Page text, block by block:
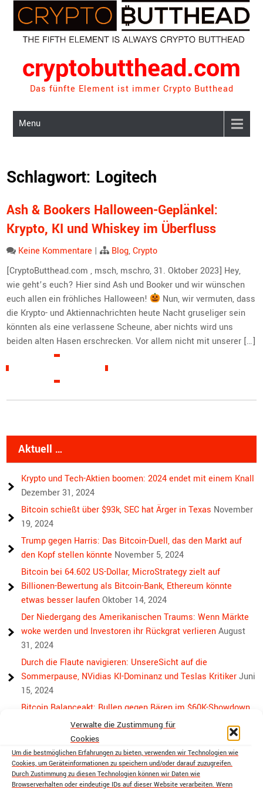
Verwalte die Zustimmung für
Cookies
Um die bestmöglichen Erfahrungen zu bieten, verwenden wir Technologien wie
Cookies, um Geräteinformationen zu speichern und/oder darauf zuzugreifen.
Durch Zustimmung zu diesen Technologien können wir Daten wie
Browserverhalten oder eindeutige IDs auf dieser Website verarbeiten. Wenn
content
cryptobutthead.com
Das fünfte Element ist immer Crypto Butthead
Menu
Schlagwort: Logitech
Ash & Bookers Halloween-Geplänkel:
Krypto, KI und Whiskey im Überfluss
Keine Kommentare | Blog,Crypto
[CryptoButthead.com , msch, mschro, 31. Oktober 2023] Hey,
wie geht’s euch? Hier sind Ash und Booker und wir wünschen
euch allen ein fröhliches Halloween!
Nun, wir vermuten, dass
die Krypto- und Aktiennachrichten heute Nacht gruseliger sein
könnten als eine verlassene Scheune, aber nichts wird uns
beiden alten Hasen erschrecken. Vor allem nicht mit unserer […]
Aktuell …
Krypto und Tech-Aktien boomen: 2024 endet mit einem Knall
Dezember 31, 2024
Bitcoin schießt über $93k, SEC hat Ärger in Texas November
19, 2024
Trump gegen Harris: Das Bitcoin-Duell, das den Markt auf
den Kopf stellen könnte November 5, 2024
Bitcoin bei 64.602 US-Dollar, MicroStrategy zielt auf
Billionen-Bewertung als Bitcoin-Bank, Ethereum könnte
etwas besser laufen Oktober 14, 2024
Der Niedergang des Amerikanischen Traums: Wenn Märkte
woke werden und Investoren ihr Rückgrat verlieren August
31, 2024
Durch die Flaute navigieren: UnsereSicht auf die
Sommerpause, NVidias KI-Dominanz und Teslas Kritiker Juni
15, 2024
Bitcoin Balanceakt: Bullen gegen Bären im $60K-Showdown
Mai 13, 2024
Bullen, Bären und Bitcoin: Wieder eine Achterbahnwoche
vorausApril 29, 2024
Über die Rivalität hinaus: Der Weg von Bitcoin und Ethereum
zur Krypto-EinheitApril 18, 2024